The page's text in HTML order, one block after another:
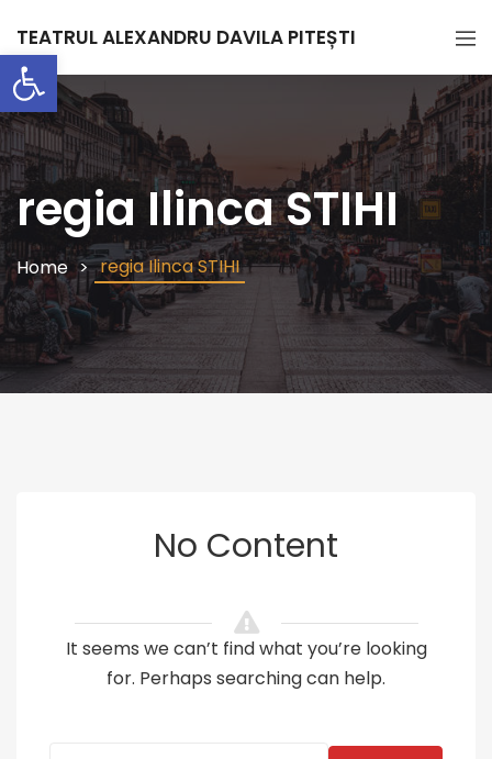
Deschide bara de unelte
TEATRUL ALEXANDRU DAVILA PITEȘTI
regia Ilinca STIHI
Home regia Ilinca STIHI
No Content
It seems we can’t find what you’re looking
for. Perhaps searching can help.